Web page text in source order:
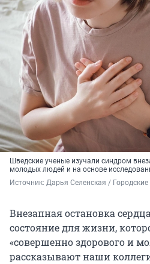
Шведские ученые изучали синдром
молодых людей и на основе
Источник: Дарья Селенская /
Внезапная остановка
состояние для жизни,
«совершенно здорового и
рассказывают наши